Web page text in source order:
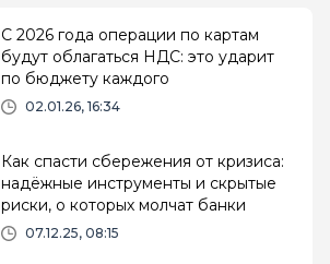
С 2026 года операции по картам
будут облагаться НДС: это ударит
по бюджету каждого
02.01.26, 16:34
Как спасти сбережения от кризиса:
надёжные инструменты и скрытые
риски, о которых молчат банки
07.12.25, 08:15